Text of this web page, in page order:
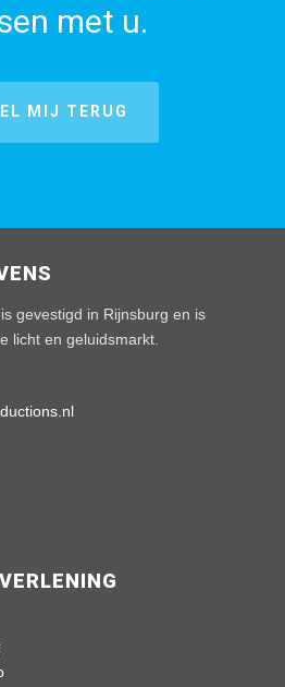
met u.
MIJ TERUG
gevestigd in Rijnsburg en is
licht en geluidsmarkt.